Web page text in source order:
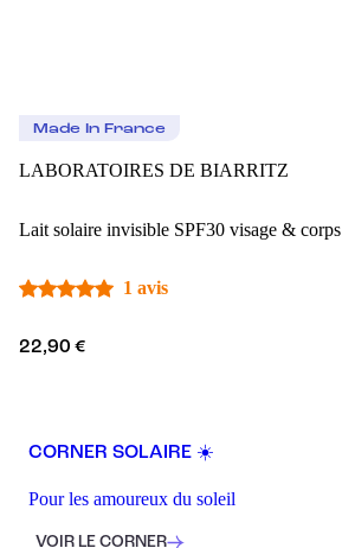
Made In France
LABORATOIRES DE BIARRITZ
Lait solaire invisible SPF30 visage & corps
1 avis
22,90 €
CORNER SOLAIRE ☀️
Pour les amoureux du soleil
VOIR LE CORNER